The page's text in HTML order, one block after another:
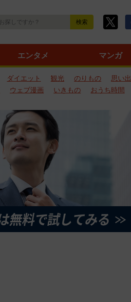
エンタメ マンガ
ダイエット 観光 のりもの
思い出
ウェブ漫画 いきもの
おうち時間